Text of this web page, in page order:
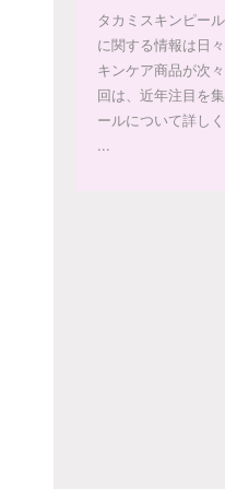
タカミスキンピー
に関する情報は日
キンケア商品が次
回は、近年注目を
ールについて詳し
...